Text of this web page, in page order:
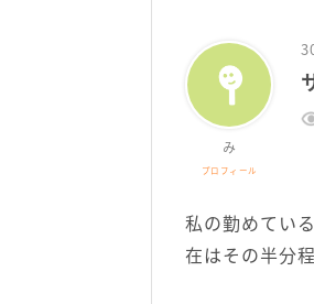
み
プロフィール
私の勤めてい
在はその半分